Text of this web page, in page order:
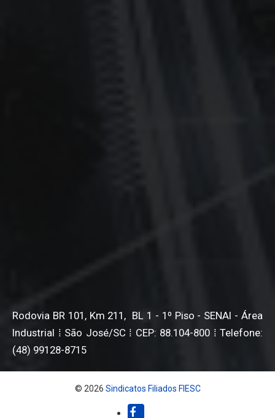
Rodovia BR 101, Km 211, BL 1 - 1º Piso - SENAI - Área
Industrial ⁞ São José/SC ⁞ CEP: 88.104-800 ⁞ Telefone:
(48) 99128-8715
© 2026 Sindicatos Filiados FIESC